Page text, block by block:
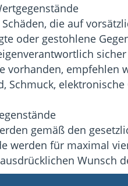
die auf
oder gestohlene
vorhanden, empfehlen
Schmuck,
gemäß den
werden für maximal
Wunsch